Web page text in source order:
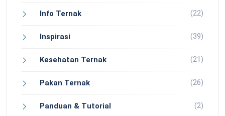
Info Ternak (22)
Inspirasi (39)
Kesehatan Ternak (21)
Pakan Ternak (26)
Panduan & Tutorial (2)